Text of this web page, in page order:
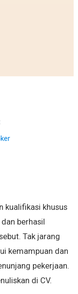
kualifikasi khusus
berhasil
Tak jarang
kemampuan dan
pekerjaan.
di CV.